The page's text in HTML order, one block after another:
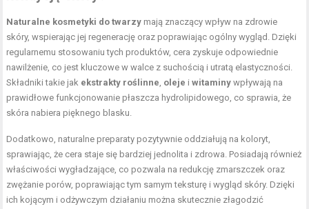
Naturalne kosmetyki do twarzy mają znaczący wpływ na zdrowie
skóry, wspierając jej regenerację oraz poprawiając ogólny wygląd. Dzięki
regularnemu stosowaniu tych produktów, cera zyskuje odpowiednie
nawilżenie, co jest kluczowe w walce z suchością i utratą elastyczności.
Składniki takie jak ekstrakty roślinne, oleje iwitaminy wpływają na
prawidłowe funkcjonowanie płaszcza hydrolipidowego, co sprawia, że
skóra nabiera pięknego blasku.
Dodatkowo, naturalne preparaty pozytywnie oddziałują na koloryt,
sprawiając, że cera staje się bardziej jednolita i zdrowa. Posiadają również
właściwości wygładzające, co pozwala na redukcję zmarszczek oraz
zwężanie porów, poprawiając tym samym teksturę i wygląd skóry. Dzięki
ich kojącym i odżywczym działaniu można skutecznie złagodzić